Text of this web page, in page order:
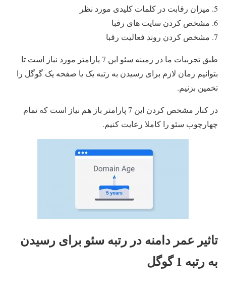
میزان رقابت در کلمات کلیدی مورد نظر
مشخص کردن سایت های رقبا
مشخص کردن روند فعالیت رقبا
طبق تجربیات ما در زمینه سئو این 7 پارامتر مورد نیاز است تا
بتوانیم زمان لازم برای رسیدن به رتبه یک یا صفحه یک گوگل را
تخمین بزنیم.
در کنار مشخص کردن این 7 پارامتر باز هم نیاز است که تمام
چهارچوب سئو را کاملا رعایت کنیم.
تاثیر عمر دامنه در رتبه سئو برای رسیدن
به رتبه 1 گوگل